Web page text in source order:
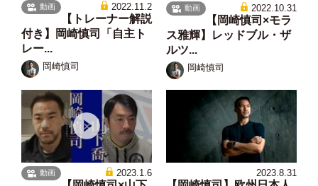
動画 2022.11.2
【トレーナー解説
付き】岡崎慎司「自主ト
レー...
岡崎慎司
動画 2022.10.31
【岡崎慎司×モラ
ス雅輝】レッドブル・ザ
ルツ...
岡崎慎司
動画 2023.1.6 2023.8.31